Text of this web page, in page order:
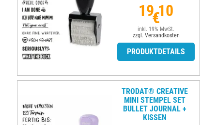
19,10
€
inkl. 19% MwSt.
zzgl. Versandkosten
PRODUKTDETAILS
TRODAT® CREATIVE
MINI STEMPEL SET
BULLET JOURNAL +
KISSEN